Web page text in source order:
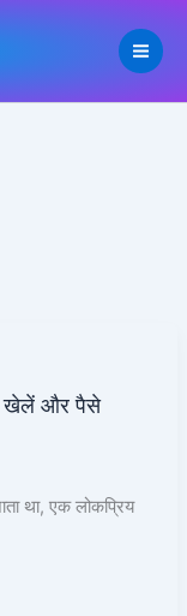
खेलें और पैसे
था, एक लोकप्रिय